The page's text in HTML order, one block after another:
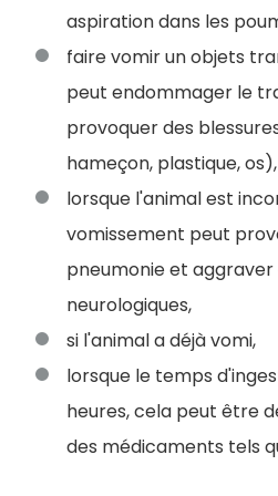
aspiration dans les
faire vomir un objets
peut endommager le
provoquer des
hameçon, plastique, os),
lorsque l'animal est
vomissement peut
pneumonie et
neurologiques,
si l'animal a déjà vomi,
lorsque le temps
heures, cela peut être
des médicaments tels